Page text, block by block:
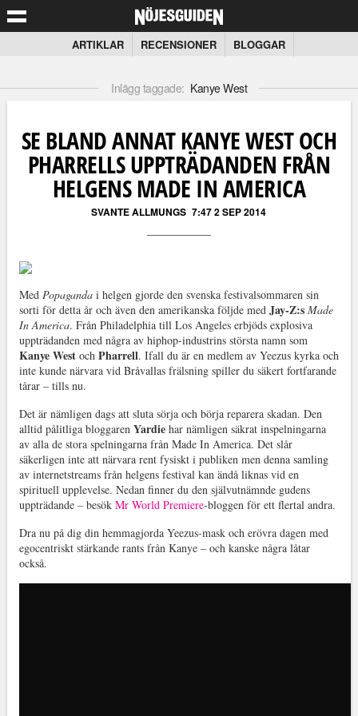
ARTIKLAR RECENSIONER BLOGGAR
Inlägg taggade: Kanye West
SE BLAND ANNAT KANYE WEST OCH
PHARRELLS UPPTRÄDANDEN FRÅN
HELGENS MADE IN AMERICA
SVANTE ALLMUNGS 7:47 2 SEP 2014
Med Popagandai helgen gjorde den svenska festivalsommaren sin
sorti för detta år och även den amerikanska följde med Jay-Z:s Made
In America. Från Philadelphia till Los Angeles erbjöds explosiva
uppträdanden med några av hiphop-industrins största namn som
Kanye Westoch Pharrell. Ifall du är en medlem av Yeezus kyrka och
inte kunde närvara vid Bråvallas frälsning spiller du säkert fortfarande
tårar – tills nu.
Det är nämligen dags att sluta sörja och börja reparera skadan. Den
alltid pålitliga bloggaren Yardiehar nämligen säkrat inspelningarna
av alla de stora spelningarna från Made In America. Det slår
säkerligen inte att närvara rent fysiskt i publiken men denna samling
av internetstreams från helgens festival kan ändå liknas vid en
spirituell upplevelse. Nedan finner du den självutnämnde gudens
uppträdande – besök Mr World Premiere-bloggen för ett flertal andra.
Dra nu på dig din hemmagjorda Yeezus-mask och erövra dagen med
egocentriskt stärkande rants från Kanye – och kanske några låtar
också.